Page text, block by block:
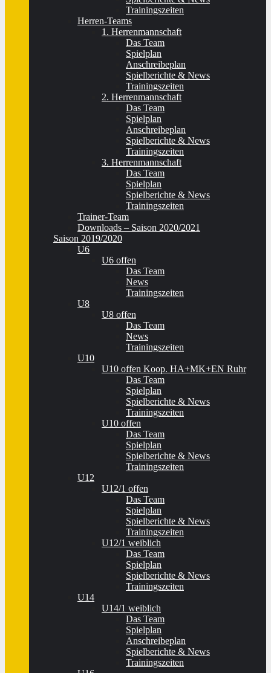
Trainingszeiten
Herren-Teams
1. Herrenmannschaft
Das Team
Spielplan
Anschreibeplan
Spielberichte & News
Trainingszeiten
2. Herrenmannschaft
Das Team
Spielplan
Anschreibeplan
Spielberichte & News
Trainingszeiten
3. Herrenmannschaft
Das Team
Spielplan
Spielberichte & News
Trainingszeiten
Trainer-Team
Downloads – Saison 2020/2021
Saison 2019/2020
U6
U6 offen
Das Team
News
Trainingszeiten
U8
U8 offen
Das Team
News
Trainingszeiten
U10
U10 offen Koop. HA+MK+EN Ruhr
Das Team
Spielplan
Spielberichte & News
Trainingszeiten
U10 offen
Das Team
Spielplan
Spielberichte & News
Trainingszeiten
U12
U12/1 offen
Das Team
Spielplan
Spielberichte & News
Trainingszeiten
U12/1 weiblich
Das Team
Spielplan
Spielberichte & News
Trainingszeiten
U14
U14/1 weiblich
Das Team
Spielplan
Anschreibeplan
Spielberichte & News
Trainingszeiten